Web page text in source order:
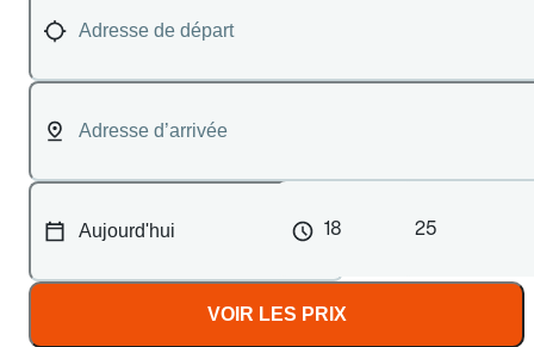
18 25
VOIR LES PRIX